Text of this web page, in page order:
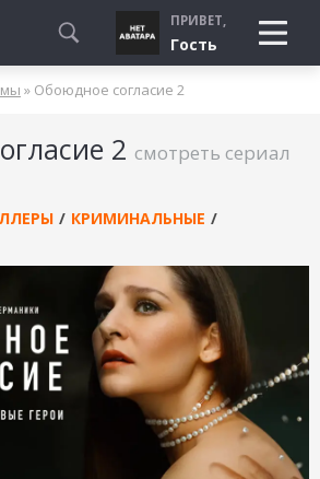
ПРИВЕТ,
Гость
» Обоюдное согласие 2
2 смотреть сериал
/ КРИМИНАЛЬНЫЕ /